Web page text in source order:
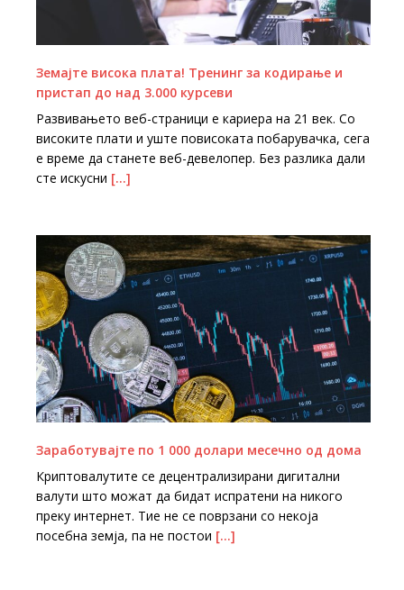
Земајте висока плата! Тренинг за кодирање и
пристап до над 3.000 курсеви
Развивањето веб-страници е кариера на 21 век. Со
високите плати и уште повисоката побарувачка, сега
е време да станете веб-девелопер. Без разлика дали
сте искусни […]
Заработувајте по 1 000 долари месечно од дома
Криптовалутите се децентрализирани дигитални
валути што можат да бидат испратени на никого
преку интернет. Тие не се поврзани со некоја
посебна земја, па не постои […]